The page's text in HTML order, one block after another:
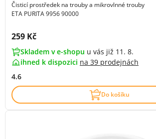
Čisticí prostředek na trouby a mikrovlnné trouby
ETA PURITA 9956 90000
Cena s DPH:
259 Kč
Skladem v e-shopu u vás již 11. 8.
ihned k dispozici na 39 prodejnách
4.6
Do košíku